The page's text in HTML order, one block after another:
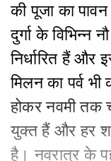
की पूजा का पावन
दुर्गा के विभिन्न
निर्धारित हैं और
मिलन का पर्व
होकर नवमी तक
युक्त हैं और हर
है। नवरात्र के